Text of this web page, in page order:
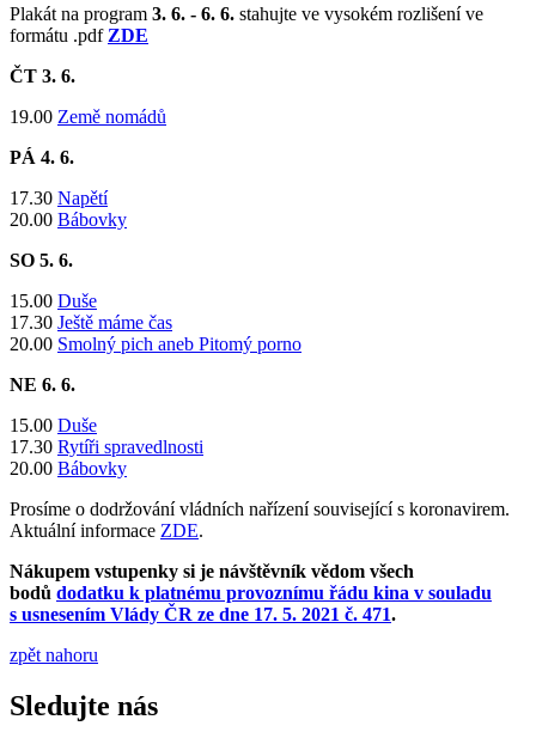
Plakát na program 3. 6. - 6. 6. stahujte ve vysokém rozlišení ve
formátu .pdf ZDE
ČT 3. 6.
19.00 Země nomádů
PÁ 4. 6.
17.30 Napětí
20.00 Bábovky
SO 5. 6.
15.00 Duše
17.30 Ještě máme čas
20.00 Smolný pich aneb Pitomý porno
NE 6. 6.
15.00 Duše
17.30 Rytíři spravedlnosti
20.00 Bábovky
Prosíme o dodržování vládních nařízení související s koronavirem.
Aktuální informace ZDE.
Nákupem vstupenky si je návštěvník vědom všech
bodů dodatku k platnému provoznímu řádu kina v souladu
s usnesením Vlády ČR ze dne 17. 5. 2021 č. 471.
zpět nahoru
Sledujte nás